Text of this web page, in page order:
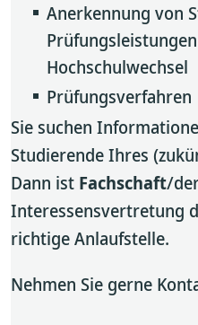
Anerkennung von
Hochschulwechsel
Prüfungsverfahren
Sie suchen
Studierende Ihres
Dann ist Fachschaft/
Interessensvertretung
richtige Anlaufstelle.
Nehmen Sie gerne